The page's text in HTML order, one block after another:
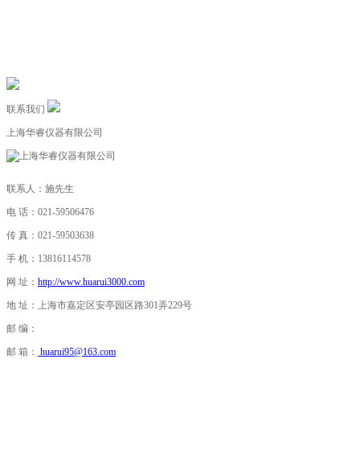
联系我们
上海华睿仪器有限公司
联系人：施先生
电 话：021-59506476
传 真：021-59503638
手 机：13816114578
网 址： http://www.huarui3000.com
地 址：上海市嘉定区安亭园区路301弄229号
邮 编：
邮 箱： huarui95@163.com